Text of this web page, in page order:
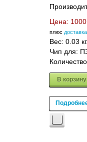
Цена:
плюс доставка
Вес: 0.03 кг.
Чип для:
В корзину